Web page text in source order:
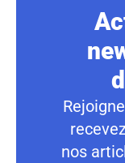
nos